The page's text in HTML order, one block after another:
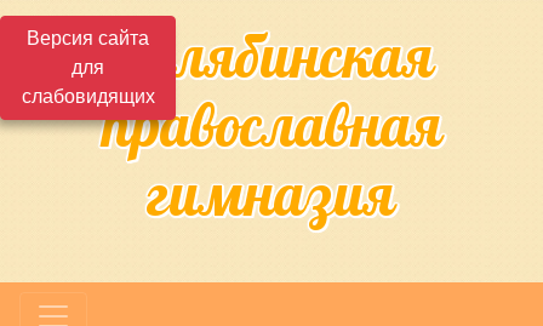
Версия сайта
для
слабовидящихЧелябинская
православная
гимназия